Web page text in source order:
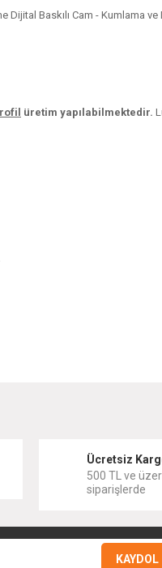
Dijital Baskılı Cam - Kumlama ve
üretim yapılabilmektedir.
Ücretsiz
500 TL ve
siparişlerde
KAYDOL